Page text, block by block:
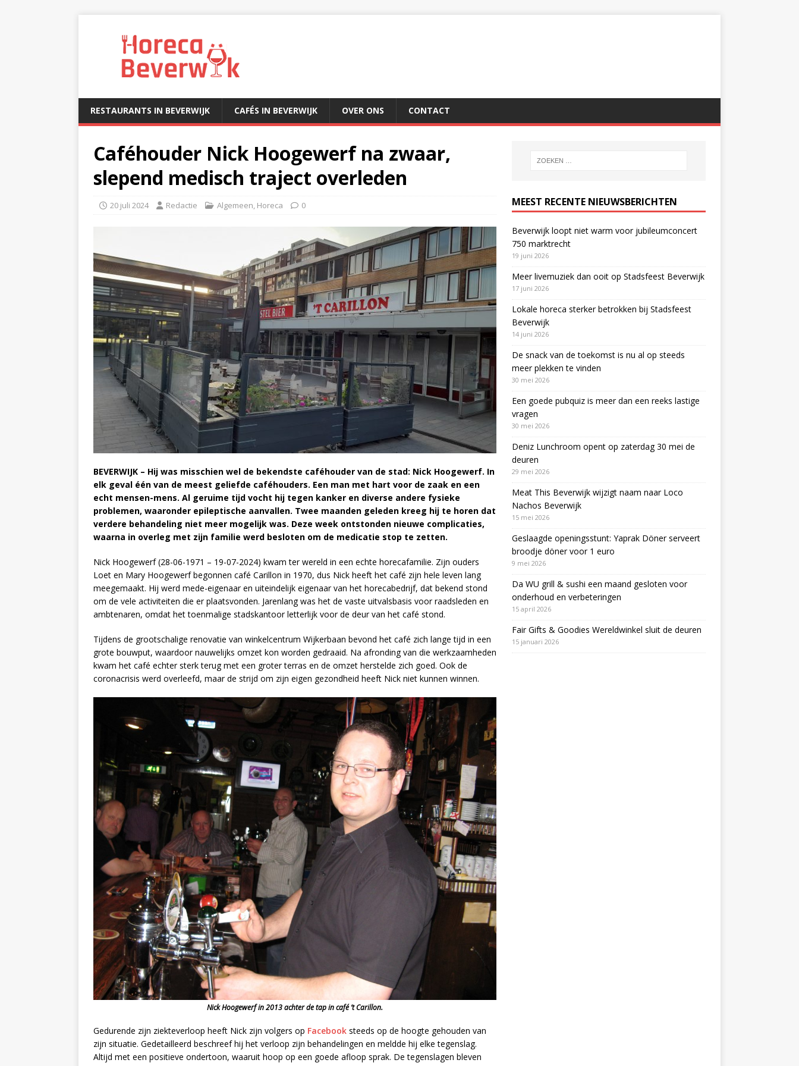
RESTAURANTS IN BEVERWIJK CAFÉS IN BEVERWIJK OVER ONS CONTACT
Caféhouder Nick Hoogewerf na zwaar,
slepend medisch traject overleden
20 juli 2024 Redactie Algemeen, Horeca 0
BEVERWIJK – Hij was misschien wel de bekendste caféhouder van de stad: Nick Hoogewerf. In
elk geval één van de meest geliefde caféhouders. Een man met hart voor de zaak en een
echt mensen-mens. Al geruime tijd vocht hij tegen kanker en diverse andere fysieke
problemen, waaronder epileptische aanvallen. Twee maanden geleden kreeg hij te horen dat
verdere behandeling niet meer mogelijk was. Deze week ontstonden nieuwe complicaties,
waarna in overleg met zijn familie werd besloten om de medicatie stop te zetten.
Nick Hoogewerf (28-06-1971 – 19-07-2024) kwam ter wereld in een echte horecafamilie. Zijn ouders
Loet en Mary Hoogewerf begonnen café Carillon in 1970, dus Nick heeft het café zijn hele leven lang
meegemaakt. Hij werd mede-eigenaar en uiteindelijk eigenaar van het horecabedrijf, dat bekend stond
om de vele activiteiten die er plaatsvonden. Jarenlang was het de vaste uitvalsbasis voor raadsleden en
ambtenaren, omdat het toenmalige stadskantoor letterlijk voor de deur van het café stond.
Tijdens de grootschalige renovatie van winkelcentrum Wijkerbaan bevond het café zich lange tijd in een
grote bouwput, waardoor nauwelijks omzet kon worden gedraaid. Na afronding van die werkzaamheden
kwam het café echter sterk terug met een groter terras en de omzet herstelde zich goed. Ook de
coronacrisis werd overleefd, maar de strijd om zijn eigen gezondheid heeft Nick niet kunnen winnen.
Nick Hoogewerf in 2013 achter de tap in café ’t Carillon.
Gedurende zijn ziekteverloop heeft Nick zijn volgers op Facebook steeds op de hoogte gehouden van
zijn situatie. Gedetailleerd beschreef hij het verloop zijn behandelingen en meldde hij elke tegenslag.
Altijd met een positieve ondertoon, waaruit hoop op een goede afloop sprak. De tegenslagen bleven
MEEST RECENTE NIEUWSBERICHTEN
Beverwijk loopt niet warm voor jubileumconcert
750 marktrecht
19 juni 2026
Meer livemuziek dan ooit op Stadsfeest Beverwijk
17 juni 2026
Lokale horeca sterker betrokken bij Stadsfeest
Beverwijk
14 juni 2026
De snack van de toekomst is nu al op steeds
meer plekken te vinden
30 mei 2026
Een goede pubquiz is meer dan een reeks lastige
vragen
30 mei 2026
Deniz Lunchroom opent op zaterdag 30 mei de
deuren
29 mei 2026
Meat This Beverwijk wijzigt naam naar Loco
Nachos Beverwijk
15 mei 2026
Geslaagde openingsstunt: Yaprak Döner serveert
broodje döner voor 1 euro
9 mei 2026
Da WU grill & sushi een maand gesloten voor
onderhoud en verbeteringen
15 april 2026
Fair Gifts & Goodies Wereldwinkel sluit de deuren
15 januari 2026